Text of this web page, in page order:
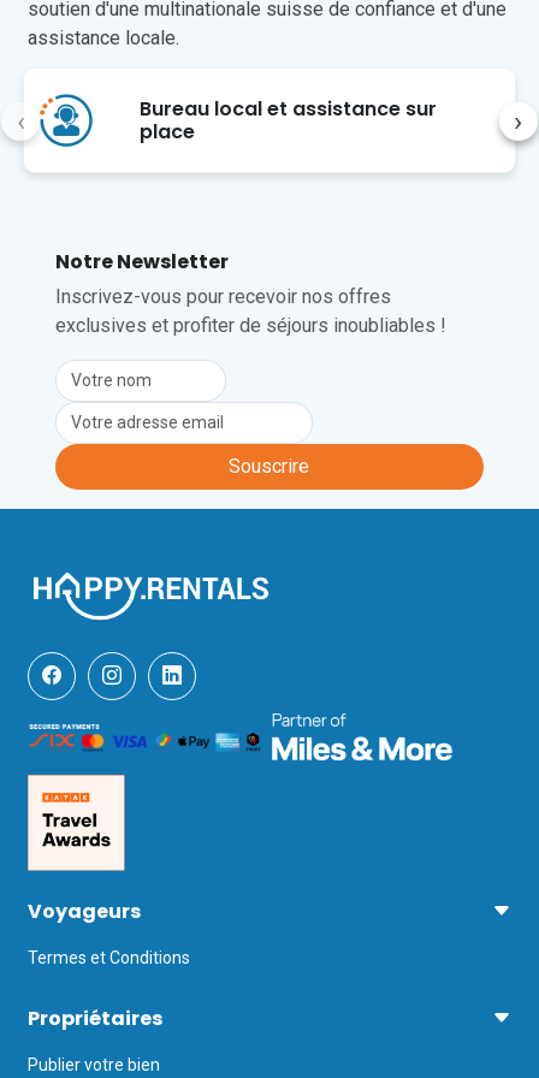
Gênes se trouve à environ 25 minutes
en voiture de l’établissement.
compagnie ne sont pas admis dans cet
établissement.
soutien d'une multinationale suisse de confiance et d'une
assistance locale.
Bureau local et assistance sur
place
‹ ›
Notre Newsletter
Inscrivez-vous pour recevoir nos offres
exclusives et profiter de séjours inoubliables !
Souscrire
Voyageurs
Termes et Conditions
Propriétaires
Publier votre bien